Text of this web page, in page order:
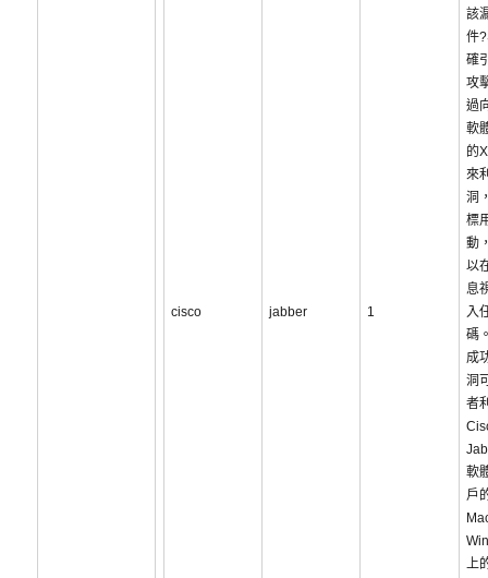
cisco jabber 1
該
件
確
攻
過
軟
的
來
洞
標
動
以
息
入
碼
成
洞
者
軟
戶
上